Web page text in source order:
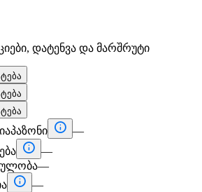
დატენვა და მარშრუტი
 —
 —
—
 —